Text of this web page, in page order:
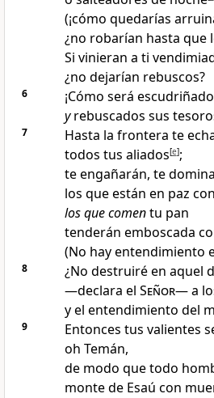
(¡cómo quedarías
¿no robarían hasta que
Si vinieran a ti
¿no dejarían rebuscos?
6 ¡Cómo será
yrebuscados sus
7
Hasta la frontera te
todos tus aliados[e];
te engañarán, te
los que están en paz
los que comentu pan
tenderán emboscada
(No hay entendimiento
8
¿No destruiré en aquel
—declara el Señor— a
y el entendimiento del
9 Entonces tus valientes
oh Temán,
de modo que todo
monte de Esaú con